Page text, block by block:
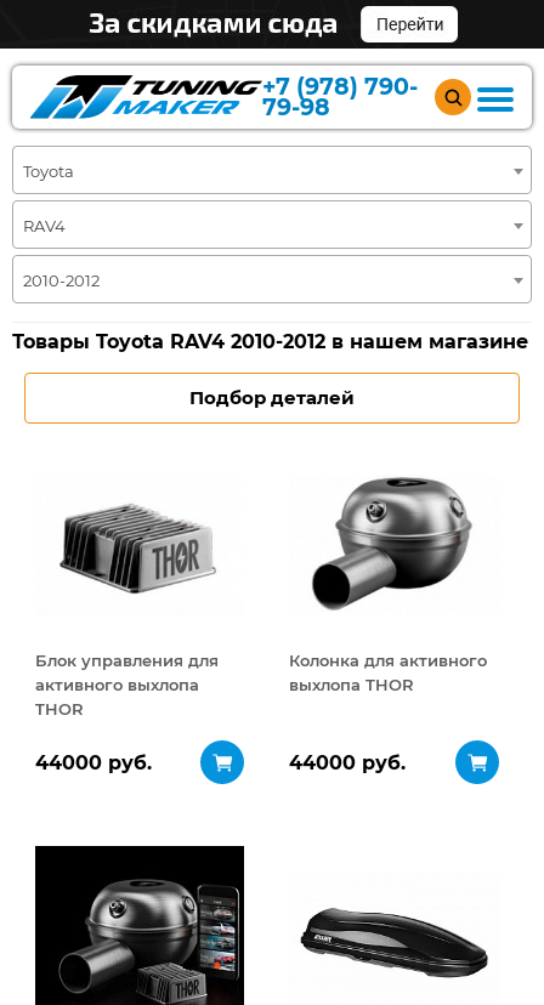
+7 (978) 790-
79-98
Toyota
RAV4
2010-2012
Товары Toyota RAV4 2010-2012 в нашем магазине
Подбор деталей
Блок управления для
активного выхлопа
THOR
44000 руб.
Колонка для активного
выхлопа THOR
44000 руб.